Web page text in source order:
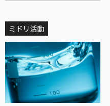
ミドリ活動